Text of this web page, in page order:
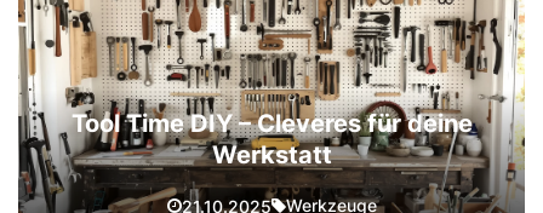
Tool Time DIY – Cleveres für deine
Werkstatt
21.10.2025 Werkzeuge